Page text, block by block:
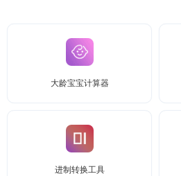
大龄宝宝计算器
进制转换工具